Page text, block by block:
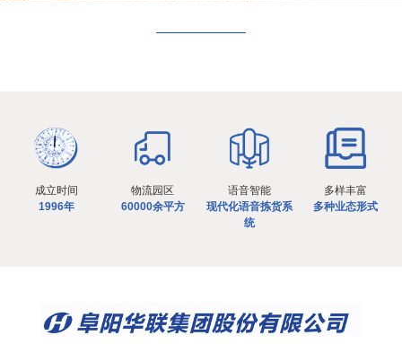
成立时间
1996年
物流园区
60000余平方
语音智能
现代化语音拣货系
统
多样丰富
多种业态形式